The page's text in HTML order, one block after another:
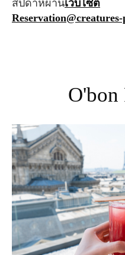
สัปดาห์ผ่านเว็บไซต์ ห